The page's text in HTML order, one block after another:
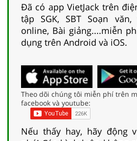
Đã có app VietJack trên
tập SGK, SBT Soạn
online, Bài giảng....miễn
dụng trên Android và iOS.
Theo dõi chúng tôi miễn phí trên
facebook và youtube:
Nếu thấy hay, hãy động